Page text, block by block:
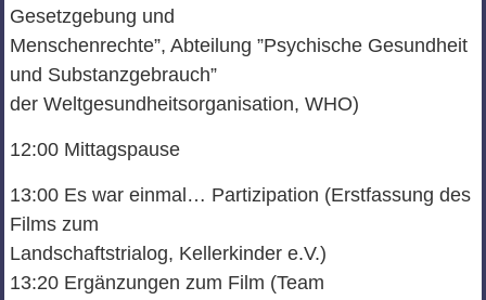
Gesetzgebung und
Menschenrechte”, Abteilung ”Psychische Gesundheit
und Substanzgebrauch”
der Weltgesundheitsorganisation, WHO)
12:00 Mittagspause
13:00 Es war einmal… Partizipation (Erstfassung des
Films zum
Landschaftstrialog, Kellerkinder e.V.)
13:20 Ergänzungen zum Film (Team